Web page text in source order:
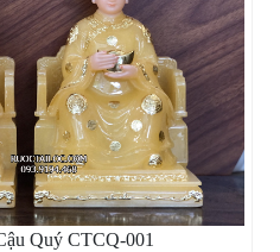
Quý CTCQ-001